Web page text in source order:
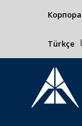
Türkçe